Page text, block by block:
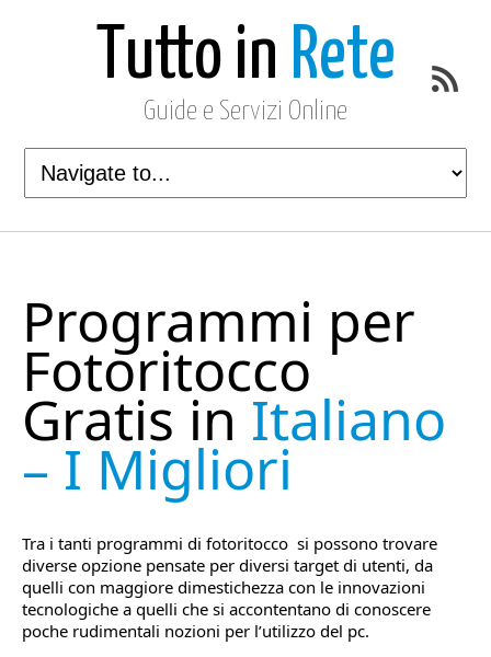
Tutto in Rete
Guide e Servizi Online
Programmi per
Fotoritocco
Gratis in Italiano
– I Migliori
Tra i tanti programmi di fotoritocco si possono trovare
diverse opzione pensate per diversi target di utenti, da
quelli con maggiore dimestichezza con le innovazioni
tecnologiche a quelli che si accontentano di conoscere
poche rudimentali nozioni per l’utilizzo del pc.